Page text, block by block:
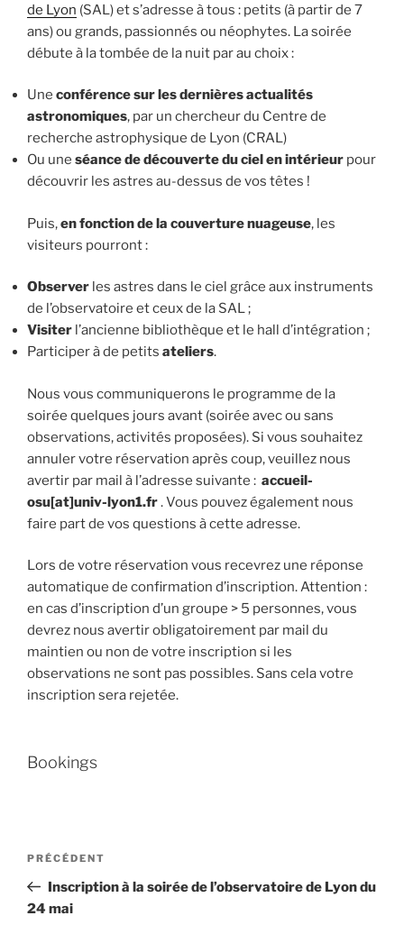
de Lyon (SAL) et s’adresse à tous : petits (à partir de 7
ans) ou grands, passionnés ou néophytes. La soirée
débute à la tombée de la nuit par au choix :
Une conférence sur les dernières actualités
astronomiques, par un chercheur du Centre de
recherche astrophysique de Lyon (CRAL)
Ou une séance de découverte du ciel en intérieur pour
découvrir les astres au-dessus de vos têtes !
Puis,en fonction de la couverture nuageuse, les
visiteurs pourront :
Observer les astres dans le ciel grâce aux instruments
de l’observatoire et ceux de la SAL ;
Visiter l’ancienne bibliothèque et le hall d’intégration ;
Participer à de petits ateliers.
Nous vous communiquerons le programme de la
soirée quelques jours avant (soirée avec ou sans
observations, activités proposées). Si vous souhaitez
annuler votre réservation après coup, veuillez nous
avertir par mail à l’adresse suivante : accueil-
osu[at]univ-lyon1.fr. Vous pouvez également nous
faire part de vos questions à cette adresse.
Lors de votre réservation vous recevrez une réponse
automatique de confirmation d’inscription. Attention :
en cas d’inscription d’un groupe > 5 personnes, vous
devrez nous avertir obligatoirement par mail du
maintien ou non de votre inscription si les
observations ne sont pas possibles. Sans cela votre
inscription sera rejetée.
Bookings
Navigation
l’article
Article
précédent
PRÉCÉDENT
Inscription à la soirée de l’observatoire de Lyon du
24 mai